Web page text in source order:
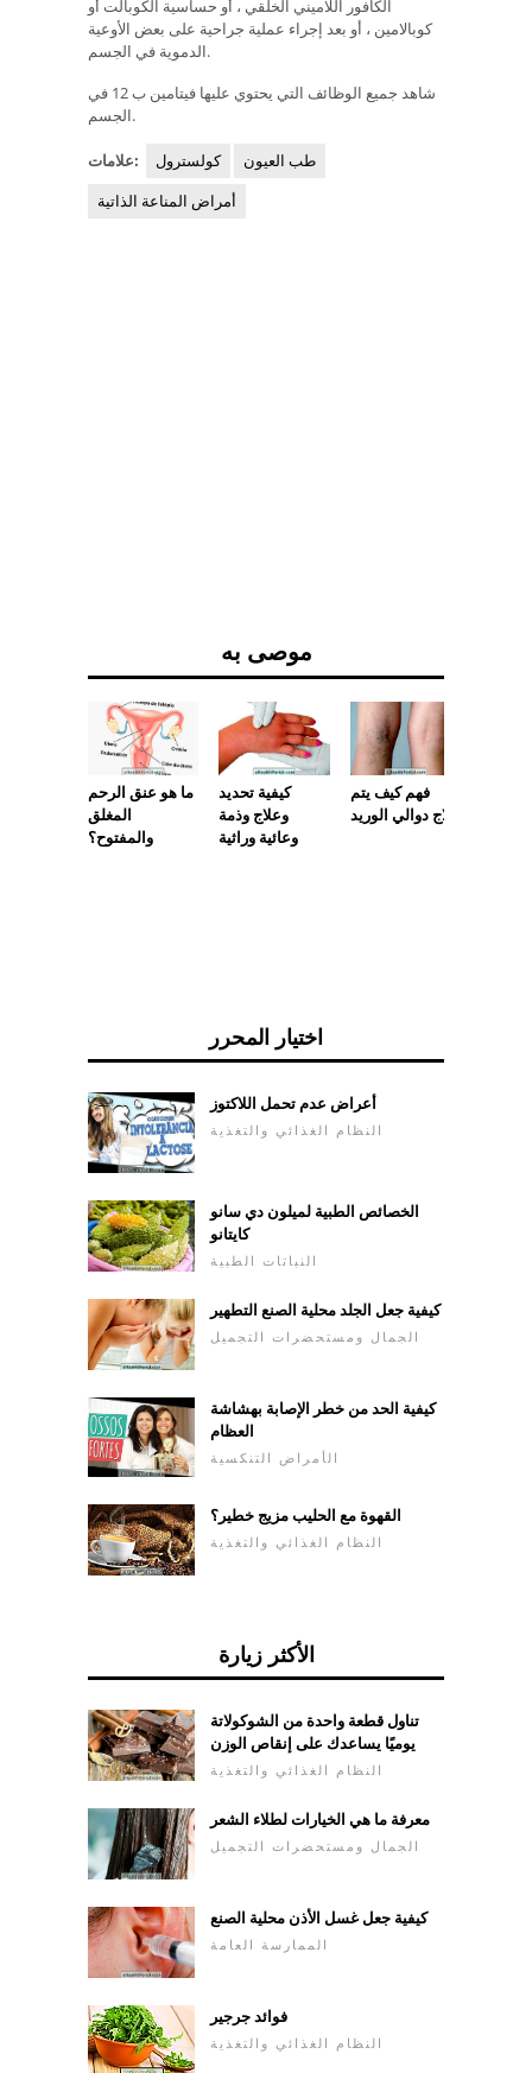
الكافور اللاميني الخلقي ، أو حساسية الكوبالت أو
كوبالامين ، أو بعد إجراء عملية جراحية على بعض الأوعية
الدموية في الجسم.
شاهد جميع الوظائف التي يحتوي عليها فيتامين ب 12 في
الجسم.
علامات: كولسترول
طب العيون
أمراض المناعة الذاتية
موصى به
ما هو عنق الرحم
المغلق
والمفتوح؟
كيفية تحديد
وعلاج وذمة
وعائية وراثية
فهم كيف يتم
علاج دوالي الوريد
اختيار المحرر
أعراض عدم تحمل اللاكتوز
النظام الغذائي والتغذية
الخصائص الطبية لميلون دي سانو
كايتانو
النباتات الطبية
كيفية جعل الجلد محلية الصنع التطهير
الجمال ومستحضرات التجميل
كيفية الحد من خطر الإصابة بهشاشة
العظام
الأمراض التنكسية
القهوة مع الحليب مزيج خطير؟
النظام الغذائي والتغذية
الأكثر زيارة
تناول قطعة واحدة من الشوكولاتة
يوميًا يساعدك على إنقاص الوزن
النظام الغذائي والتغذية
معرفة ما هي الخيارات لطلاء الشعر
الجمال ومستحضرات التجميل
كيفية جعل غسل الأذن محلية الصنع
الممارسة العامة
فوائد جرجير
النظام الغذائي والتغذية